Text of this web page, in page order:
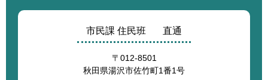
市民課 住民班 直通
〒012-8501
秋田県湯沢市佐竹町1番1号